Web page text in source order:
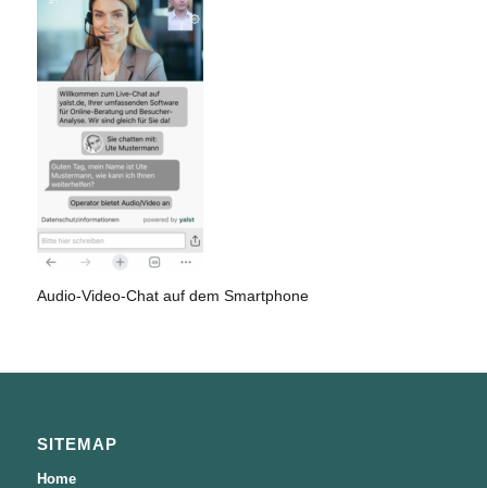
Audio-Video-Chat auf dem Smartphone
SITEMAP
Home